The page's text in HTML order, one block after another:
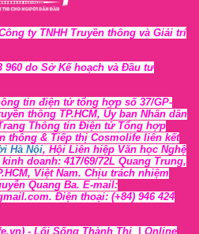
ty TNHH Truyền thông và Giải trí
960 do Sở Kế hoạch và Đầu tư
tin điện tử tổng hợp số 37/GP-
uyền thông TP.HCM, Ủy ban Nhân dân
Thông tin Điện tử Tổng hợp
thông & Tiếp thị Cosmolife liên kết
Hà Nội, Hội Liên hiệp Văn học Nghệ
doanh: 417/69/72L Quang Trung,
Việt Nam. Chịu trách nhiệm
Quang Ba. E-mail:
Điện thoại: (+84) 946 424
- Lối Sống Thành Thị | Online